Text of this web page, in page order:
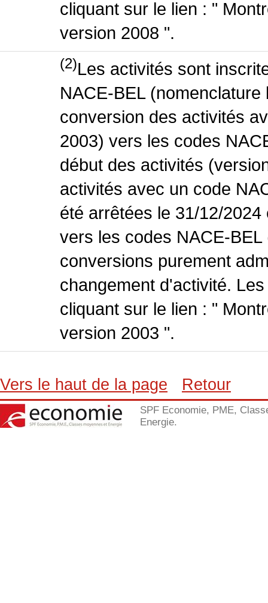
cliquant sur le lien : "
version 2008 ".
(2)Les activités sont
NACE-BEL
conversion des activités
2003) vers les codes
début des activités
activités avec un code
été arrêtées le 31/12/
vers les codes NACE-
conversions purement
changement d'activité.
cliquant sur le lien : "
version 2003 ".
Vers le haut de la page Retour
SPF Economie, PME,
Energie.